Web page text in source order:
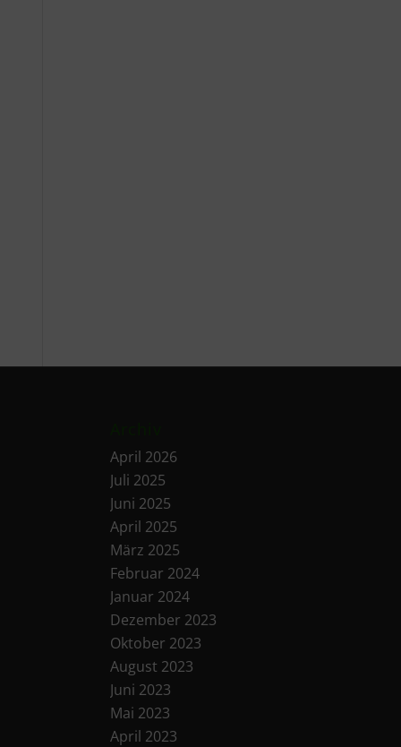
April 2026
Juli 2025
Juni 2025
April 2025
März 2025
Februar 2024
Januar 2024
Dezember 2023
Oktober 2023
August 2023
Juni 2023
Mai 2023
April 2023